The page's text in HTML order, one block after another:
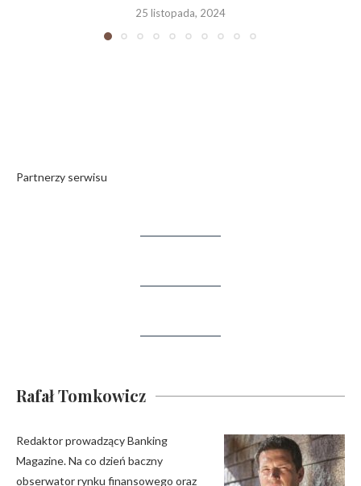
25 listopada, 2024
Partnerzy serwisu
Rafał Tomkowicz
Redaktor prowadzący Banking
Magazine. Na co dzień baczny
obserwator rynku finansowego oraz